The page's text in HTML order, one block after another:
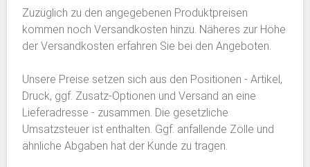
Zuzüglich zu den angegebenen Produktpreisen
kommen noch Versandkosten hinzu. Näheres zur Höhe
der Versandkosten erfahren Sie bei den Angeboten.
Unsere Preise setzen sich aus den Positionen - Artikel,
Druck, ggf. Zusatz-Optionen und Versand an eine
Lieferadresse - zusammen. Die gesetzliche
Umsatzsteuer ist enthalten. Ggf. anfallende Zölle und
ähnliche Abgaben hat der Kunde zu tragen.